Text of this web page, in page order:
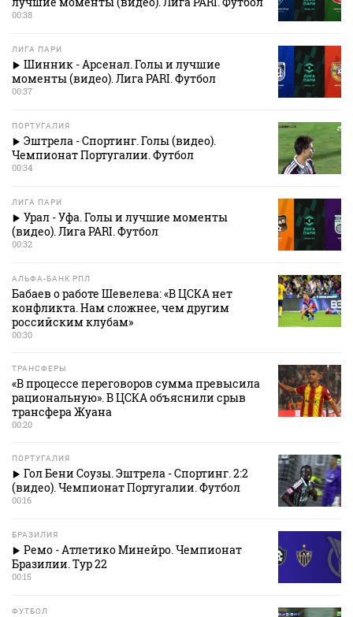
00:38
ЛИГА ПАРИ
Шинник - Арсенал. Голы и лучшие
моменты (видео). Лига PARI. Футбол
00:37
ПОРТУГАЛИЯ
Эштрела - Спортинг. Голы (видео).
Чемпионат Португалии. Футбол
00:34
ЛИГА ПАРИ
Урал - Уфа. Голы и лучшие моменты
(видео). Лига PARI. Футбол
00:32
АЛЬФА-БАНК РПЛ
Бабаев о работе Шевелева: «В ЦСКА нет
конфликта. Нам сложнее, чем другим
российским клубам»
00:30
ТРАНСФЕРЫ
«В процессе переговоров сумма превысила
рациональную». В ЦСКА объяснили срыв
трансфера Жуана
00:20
ПОРТУГАЛИЯ
Гол Бени Соузы. Эштрела - Спортинг. 2:2
(видео). Чемпионат Португалии. Футбол
00:16
БРАЗИЛИЯ
Ремо - Атлетико Минейро. Чемпионат
Бразилии. Тур 22
00:15
ФУТБОЛ